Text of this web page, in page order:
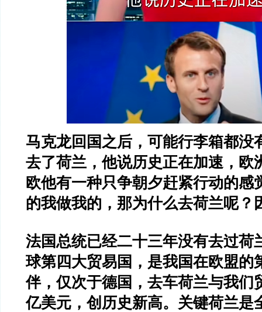
马克龙回国之后，可能行李箱都没
去了荷兰，他说历史正在加速，欧
欧他有一种只争朝夕赶紧行动的感
的我做我的，那为什么去荷兰呢？
法国总统已经二十三年没有去过荷
球第四大贸易国，是我国在欧盟的
伴，仅次于德国，去车荷兰与我们
亿美元，创历史新高。关键荷兰是